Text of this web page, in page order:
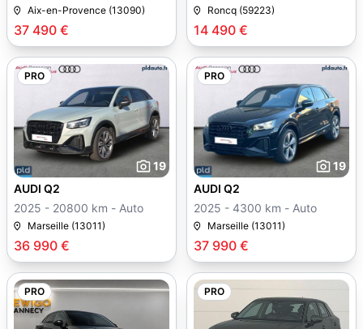
37 490 €
Aix-en-Provence (13090)
14 490 €
Manuelle
Roncq (59223)
PRO
19
36 990 €
AUDI Q2
2025 - 20800 km - Auto
Marseille (13011)
PRO
19
37 990 €
AUDI Q2
2025 - 4300 km - Auto
Marseille (13011)
PRO PRO